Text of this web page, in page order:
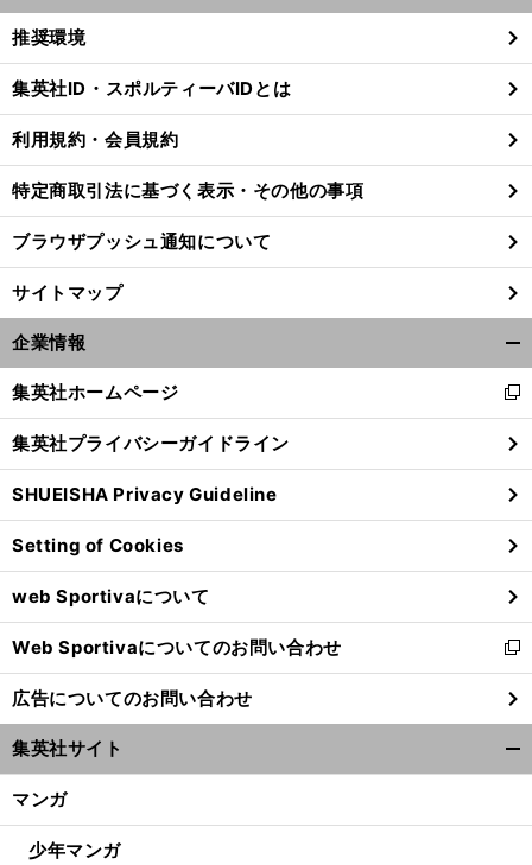
、
へ
閉
る
推奨環境
集英社ID・スポルティーバIDとは
利用規約・会員規約
特定商取引法に基づく表示・その他の事項
ブラウザプッシュ通知について
サイトマップ
企業情報
閉
る
集英社ホームページ
新
し
い
ウ
ィ
ン
ド
ウ
で
開
く
集英社プライバシーガイドライン
SHUEISHA Privacy Guideline
Setting of Cookies
web Sportivaについて
Web Sportivaについてのお問い合わせ
新
し
い
ウ
ィ
ン
ウ
広告についてのお問い合わせ
集英社サイト
マンガ
少年マンガ